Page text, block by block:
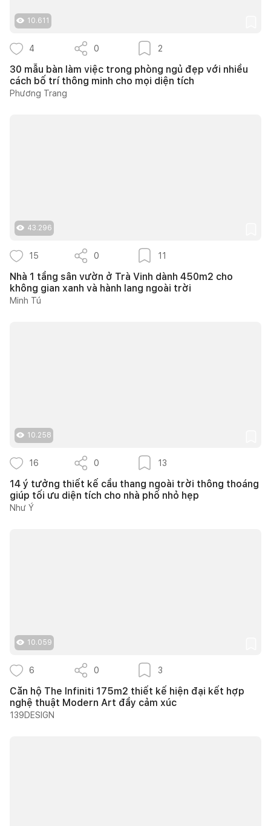
10.611
4 0 2
30 mẫu bàn làm việc trong phòng ngủ đẹp với nhiều
cách bố trí thông minh cho mọi diện tích
Phương Trang
43.296
15 0 11
Nhà 1 tầng sân vườn ở Trà Vinh dành 450m2 cho
không gian xanh và hành lang ngoài trời
Minh Tú
10.258
16 0 13
14 ý tưởng thiết kế cầu thang ngoài trời thông thoáng
giúp tối ưu diện tích cho nhà phố nhỏ hẹp
Như Ý
10.059
6 0 3
Căn hộ The Infiniti 175m2 thiết kế hiện đại kết hợp
nghệ thuật Modern Art đầy cảm xúc
139DESIGN